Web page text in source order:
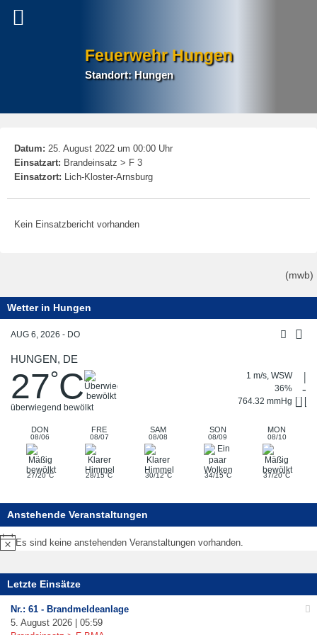
Feuerwehr Hungen
Standort: Hungen
Datum: 25. August 2022 um 00:00 Uhr
Einsatzart: Brandeinsatz > F 3
Einsatzort: Lich-Kloster-Arnsburg
Kein Einsatzbericht vorhanden
(mwb)
Wetter in Hungen
AUG 6, 2026 - DO
HUNGEN, DE
27°C
überwiegend bewölkt
1 m/s, WSW
36%
764.32 mmHg
DON
08/06
FRE
08/07
SAM
08/08
SON
08/09
MON
08/10
27/20°C 28/15°C 30/12°C 34/15°C 37/20°C
Anstehende Veranstaltungen
Hinweis
Es sind keine anstehenden Veranstaltungen vorhanden.
Letzte Einsätze
Nr.: 61 - Brandmeldeanlage
5. August 2026 | 05:59